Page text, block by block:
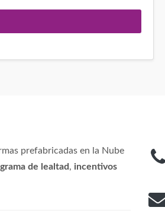
prefabricadas en la Nube
de lealtad , incentivos